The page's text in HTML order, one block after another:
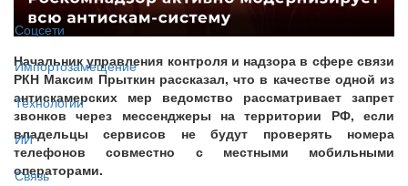
Соцсети
Импортозамещение
Технологии
ИИ
Связь
Начальник управления контроля и надзора в сфере связи
РКН Максим Прыткин рассказал, что в качестве одной из
антискамерских мер ведомство рассматривает запрет
звонков через мессенджеры на территории РФ, если
владельцы сервисов не будут проверять номера
телефонов совместно с местными мобильными
операторами.